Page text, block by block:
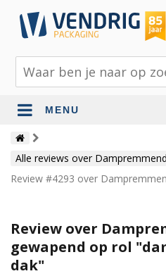
MENU
Beschermingsmateriaal
Bouw- en tuinmaterialen
Jute en lopers
Papier en karton
Alle reviews over
Review #4293 over
Review over
gewapend op rol
dak"